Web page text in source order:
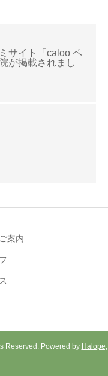
サイト「caloo ペ
が掲載されまし
案内
Reserved. Powered by Halope,